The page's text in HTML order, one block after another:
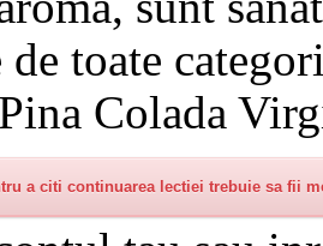
de toate
Colada
a citi continuarea lectiei trebuie sa fii